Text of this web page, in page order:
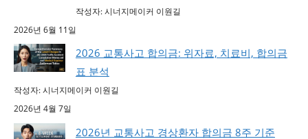
작성자: 시너지메이커 이원길
2026년 6월 11일
2026 교통사고 합의금: 위자료, 치료비, 합의금
표 분석
작성자: 시너지메이커 이원길
2026년 4월 7일
2026년 교통사고 경상환자 합의금 8주 기준